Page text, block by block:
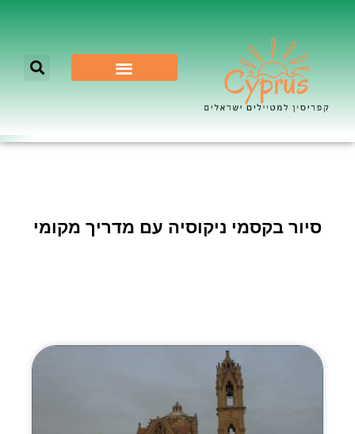
סיור בקסמי ניקוסיה עם מדריך מקומי